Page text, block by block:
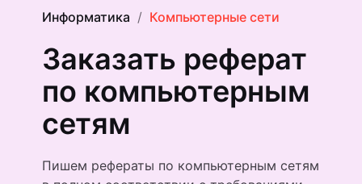
Информатика
Компьютерные сети
Заказать реферат
по компьютерным
сетям
Пишем рефераты по компьютерным сетям